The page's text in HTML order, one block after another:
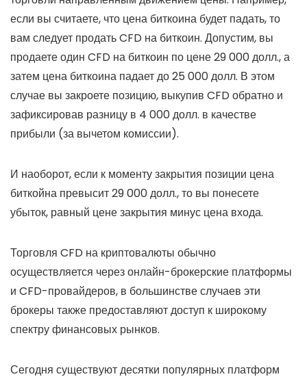
если вы считаете, что цена биткоина будет падать, то
вам следует продать CFD на биткоин. Допустим, вы
продаете один CFD на биткоин по цене 29 000 долл., а
затем цена биткоина падает до 25 000 долл. В этом
случае вы закроете позицию, выкупив CFD обратно и
зафиксировав разницу в 4 000 долл. в качестве
прибыли (за вычетом комиссии).
И наоборот, если к моменту закрытия позиции цена
биткойна превысит 29 000 долл., то вы понесете
убыток, равный цене закрытия минус цена входа.
Торговля CFD на криптовалюты обычно
осуществляется через онлайн-брокерские платформы
и CFD-провайдеров, в большинстве случаев эти
брокеры также предоставляют доступ к широкому
спектру финансовых рынков.
Сегодня существуют десятки популярных платформ